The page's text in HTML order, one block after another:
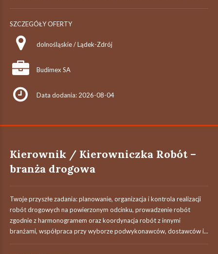
SZCZEGÓŁY OFERTY
dolnośląskie / Lądek-Zdrój
Budimex SA
Data dodania: 2026-08-04
Kierownik / Kierowniczka Robót –
branża drogowa
Twoje przyszłe zadania:‎ planowanie, organizacja i kontrola realizacji
robót drogowych na powierzonym odcinku,‎ prowadzenie robót
zgodnie z harmonogramem oraz koordynacja robót z innymi
branżami,‎ współpraca przy wyborze podwykonawców, dostawców i...